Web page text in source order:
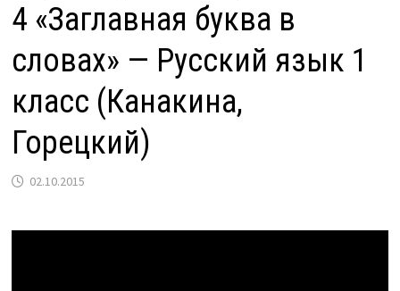
4 «Заглавная буква в
словах» — Русский язык 1
класс (Канакина,
Горецкий)
02.10.2015